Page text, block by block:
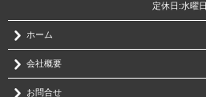
定休日:水曜日
ホーム
会社概要
お問合せ